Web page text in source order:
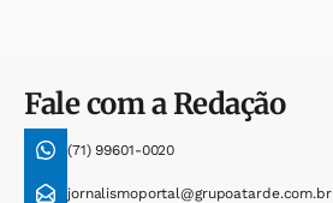
Fale com a Redação
(71) 99601-0020
jornalismoportal@grupoatarde.com.br